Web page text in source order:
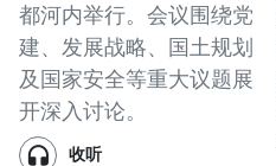
都河内举行。会议围绕党
建、发展战略、国土规划
及国家安全等重大议题展
开深入讨论。
收听